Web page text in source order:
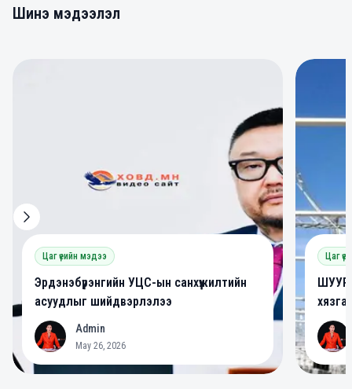
Шинэ мэдээлэл
Цаг үеийн мэдээ
Эрдэнэбүрэнгийн УЦС-ын санхүүжилтийн
асуудлыг шийдвэрлэлээ
A Admin
May 26, 2026
Цаг
A